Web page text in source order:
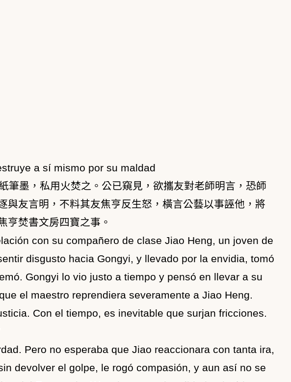
a sí mismo por su maldad
筆墨，私用火焚之。公已窺見，欲攜友對老師明言，恐師
友言明，不料其友焦亨反生怒，橫言公藝以事誣他，將
亨焚書文房四寶之事。
con su compañero de clase Jiao Heng, un joven de
disgusto hacia Gongyi, y llevado por la envidia, tomó
Gongyi lo vio justo a tiempo y pensó en llevar a su
el maestro reprendiera severamente a Jiao Heng.
Con el tiempo, es inevitable que surjan fricciones.
Pero no esperaba que Jiao reaccionara con tanta ira,
devolver el golpe, le rogó compasión, y aun así no se